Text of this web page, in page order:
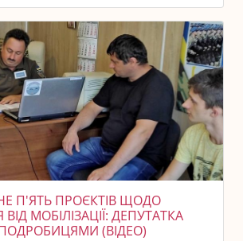
П'ЯТЬ ПРОЄКТІВ ЩОДО
МОБІЛІЗАЦІЇ: ДЕПУТАТКА
(ВІДЕО)